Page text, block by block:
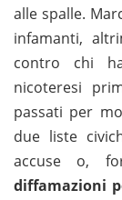
alle spalle.
infamanti,
contro chi
nicoteresi
passati per
due liste
accuse o,
diffamazioni